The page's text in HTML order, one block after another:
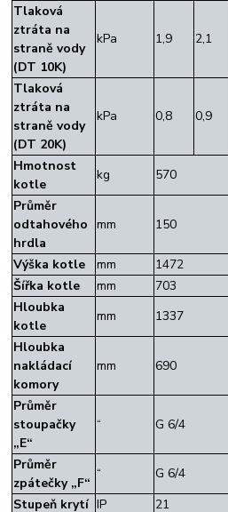
Tlaková
ztráta na
straně vody
(DT 10K)
kPa 1,9 2,1
Tlaková
ztráta na
straně vody
(DT 20K)
kPa 0,8 0,9
Hmotnost
kotle
kg 570
Průměr
odtahového
hrdla
mm 150
Výška kotle mm
1472
Šířka kotle
mm
703
Hloubka
kotle
mm 1337
Hloubka
nakládací
komory
mm 690
Průměr
stoupačky
„E“
“ G 6/4
Průměr
zpátečky „F“
“ G 6/4
Stupeň krytí IP 21